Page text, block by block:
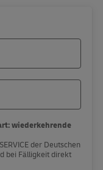
wiederkehrende
der Deutschen
bei Fälligkeit direkt